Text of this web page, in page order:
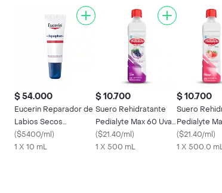
$ 54.000
Eucerin Reparador de
Labios Secos
Aquaphor
($5400/ml)
1 X 10 mL
$ 10.700
Suero Rehidratante
Pedialyte Max 60 Uva
Frasco 500 mL
($21.40/ml)
1 X 500 mL
$ 10.700
Suero
Pedialyte
Fresa
($21.40/ml)
1 X 500.0